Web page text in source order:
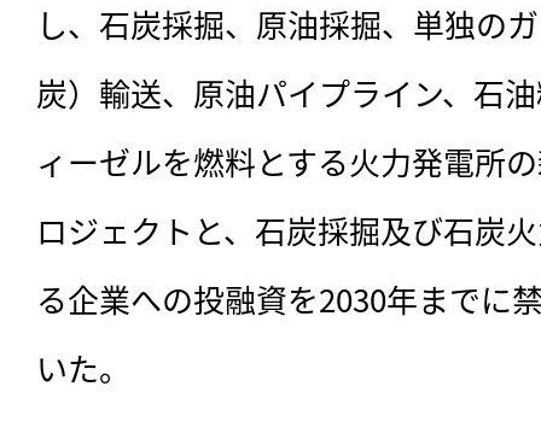
し、石炭採掘、原油採掘、単独の
炭）輸送、原油パイプライン、石
ィーゼルを燃料とする火力発電所
ロジェクトと、石炭採掘及び石炭
る企業への投融資を2030年までに
いた。